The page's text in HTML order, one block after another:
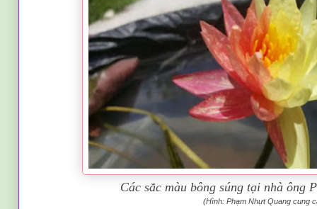
Các sắc màu bông súng tại nhà ông
(Hình: Phạm Nhựt Quang cung